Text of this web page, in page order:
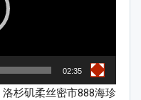
02:35
杉矶柔丝密市888海珍